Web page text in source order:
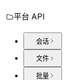
平台 API
会话
文件
批量